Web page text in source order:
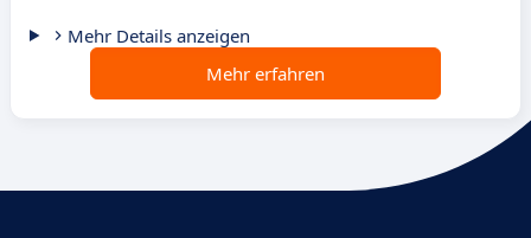
Mehr Details anzeigen
Mehr erfahren